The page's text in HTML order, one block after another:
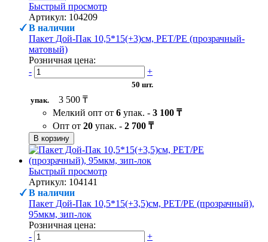
Быстрый просмотр
Артикул: 104209
В наличии
Пакет Дой-Пак 10,5*15(+3)см, PET/PE (прозрачный-
матовый)
Розничная цена:
-
+
50 шт.
упак.
3 500 ₸
Мелкий опт от 6 упак. - 3 100 ₸
Опт от 20 упак. - 2 700 ₸
В корзину
Быстрый просмотр
Артикул: 104141
В наличии
Пакет Дой-Пак 10,5*15(+3,5)см, PET/PE (прозрачный),
95мкм, зип-лок
Розничная цена:
-
+